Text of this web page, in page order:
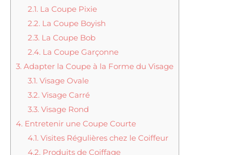
2.1. La Coupe Pixie
2.2. La Coupe Boyish
2.3. La Coupe Bob
2.4. La Coupe Garçonne
3. Adapter la Coupe à la Forme du Visage
3.1. Visage Ovale
3.2. Visage Carré
3.3. Visage Rond
4. Entretenir une Coupe Courte
4.1. Visites Régulières chez le Coiffeur
4.2. Produits de Coiffage